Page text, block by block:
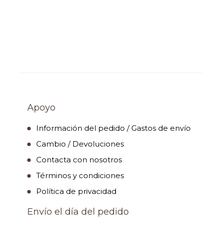
Apoyo
Información del pedido / Gastos de envío
Cambio / Devoluciones
Contacta con nosotros
Términos y condiciones
Política de privacidad
Envío el día del pedido